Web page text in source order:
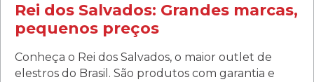
Rei dos Salvados: Grandes marcas,
pequenos preços
Conheça o Rei dos Salvados, o maior outlet de
elestros do Brasil. São produtos com garantia e